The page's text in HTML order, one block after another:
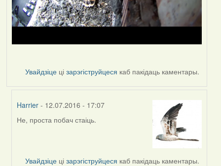
Увайдзіце цізарэгіструйцеся каб пакідаць каментары.
Harrier - 12.07.2016 - 17:07
In
VoV
Не, проста побач стаіць.
Увайдзіце цізарэгіструйцеся каб пакідаць каментары.